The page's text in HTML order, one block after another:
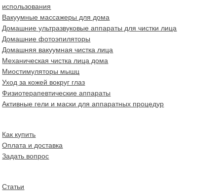
использования
Вакуумные массажеры для дома
Домашние ультразвуковые аппараты для чистки лица
Домашние фотоэпиляторы
Домашняя вакуумная чистка лица
Механическая чистка лица дома
Миостимуляторы мышц
Уход за кожей вокруг глаз
Физиотерапевтические аппараты
Активные гели и маски для аппаратных процедур
Как купить
Оплата и доставка
Задать вопрос
Статьи